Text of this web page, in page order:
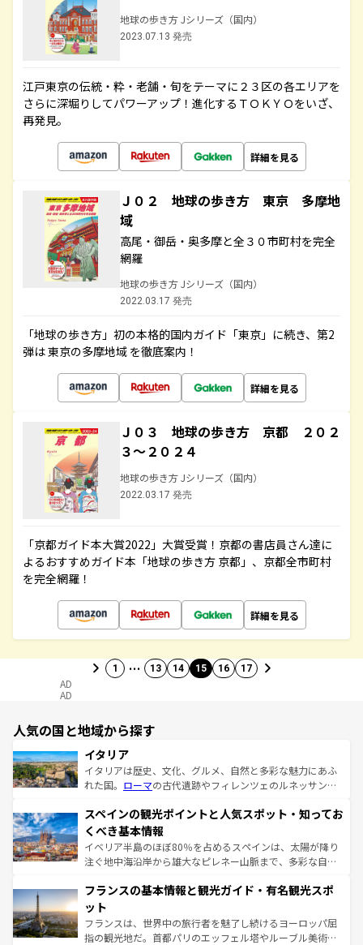
地球の歩き方 Jシリーズ（国内）
2023.07.13 発売
江戸東京の伝統・粋・老舗・旬をテーマに２３区の各エリアを
さらに深堀りしてパワーアップ！進化するＴＯＫＹＯをいざ、
再発見。
詳細を見る
Ｊ０２ 地球の歩き方 東京 多摩地
域
高尾・御岳・奥多摩と全３０市町村を完全
網羅
地球の歩き方 Jシリーズ（国内）
2022.03.17 発売
「地球の歩き方」初の本格的国内ガイド「東京」に続き、第2
弾は 東京の多摩地域 を徹底案内！
詳細を見る
Ｊ０３ 地球の歩き方 京都 ２０２
３～２０２４
地球の歩き方 Jシリーズ（国内）
2022.03.17 発売
「京都ガイド本大賞2022」大賞受賞！京都の書店員さん達に
よるおすすめガイド本「地球の歩き方 京都」、京都全市町村
を完全網羅！
詳細を見る
1 … 13 14 15 16 17
AD
AD
人気の国と地域から探す
イタリア
イタリアは歴史、文化、グルメ、自然と多彩な魅力にあふ
れた国。 ローマの古代遺跡やフィレンツェのルネッサンス
ろん、トスカーナの美しい田園風景やアマルフィ海岸の絶
景など、自然景観も見逃せない。観光の合間には、本場の
ピザやパスタなど、絶品のイタリア料理を堪能することも
できる。朝目覚めてから夜眠るまで、すべての瞬間を楽し
なお、新着のイタリア情報はコンテンツ一覧を参照してほ
しい。
スペインの観光ポイントと人気スポット・知ってお
くべき基本情報
イベリア半島のほぼ80％を占めるスペインは、太陽が降り
注ぐ地中海沿岸から雄大なピレネー山脈まで、多彩な自然
文化が根付くこの国では、情熱的なフラメンコ、熱気あふ
れる闘牛、そして美味しいタパスが生活の一部となってい
る。首都マドリードの洗練された雰囲気や、バルセロナの
アートに溢れた街角から、地方では古代ローマ遺跡や中世
フランスの基本情報と観光ガイド・有名観光スポ
ット
フランスは、世界中の旅行者を魅了し続けるヨーロッパ屈
指の観光地だ。首都パリのエッフェル塔やルーブル美術館